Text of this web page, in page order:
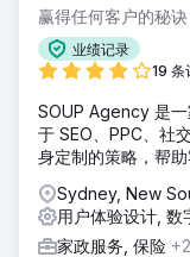
赢得任何客户的秘诀
业绩记录
19 条
SOUP Agency 是
于 SEO、PPC、社
身定制的策略，帮助
Sydney, New
用户体验设计, 数
家政服务, 保险